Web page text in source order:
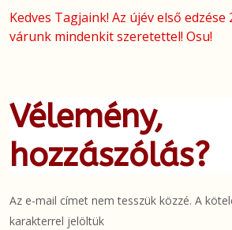
Kedves Tagjaink! Az újév első edzése
várunk mindenkit szeretettel! Osu!
Vélemény,
hozzászólás?
Az e-mail címet nem tesszük közzé. A
karakterrel jelöltük